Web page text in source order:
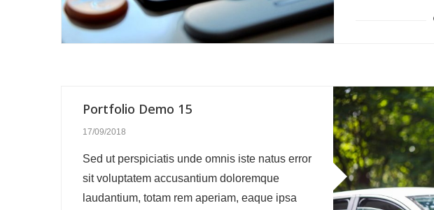
Portfolio Demo 15
17/09/2018
Sed ut perspiciatis unde omnis iste natus error
sit voluptatem accusantium doloremque
laudantium, totam rem aperiam, eaque ipsa